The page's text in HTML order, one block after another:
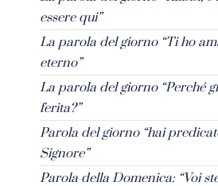
essere qui”
La parola del giorno “Ti ho
eterno”
La parola del giorno “Perché
ferita?”
Parola del giorno “hai
Signore”
Parola della Domenica: “Voi